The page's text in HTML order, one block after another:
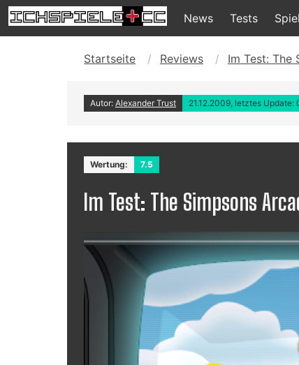
News Tests
Startseite Reviews Im Test: The
Autor: Alexander Trust 21.12.2009, letztes Update:
Wertung: 7.5
Im Test: The Simpsons